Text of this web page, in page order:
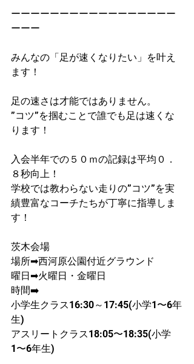
ーーーーーーーーーーーーーーーーー
ーーー
みんなの「足が速くなりたい」を叶え
ます！
足の速さは才能ではありません。
”コツ”を掴むことで誰でも足は速くな
ります！
入会半年での５０ｍの記録は平均０．
８秒向上！​
学校では教わらない走りの”コツ”を実
績豊富なコーチたちが丁寧に指導しま
す！
茨木会場
場所➡西河原公園付近グラウンド
曜日➡火曜日・金曜日
時間➡️
小学生クラス16:30～17:45(小学1〜6年
生)
アスリートクラス18:05〜18:35(小学
1〜6年生)